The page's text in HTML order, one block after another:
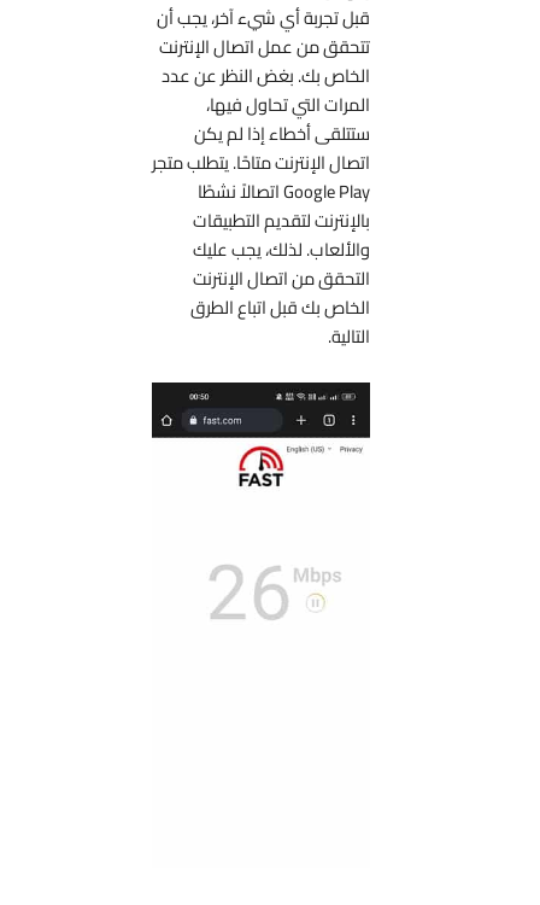
قبل تجربة أي شيء آخر، يجب أن
تتحقق من عمل اتصال الإنترنت
الخاص بك. بغض النظر عن عدد
المرات التي تحاول فيها،
ستتلقى أخطاء إذا لم يكن
اتصال الإنترنت متاحًا. يتطلب متجر
Google Play اتصالاً نشطًا
بالإنترنت لتقديم التطبيقات
والألعاب. لذلك، يجب عليك
التحقق من اتصال الإنترنت
الخاص بك قبل اتباع الطرق